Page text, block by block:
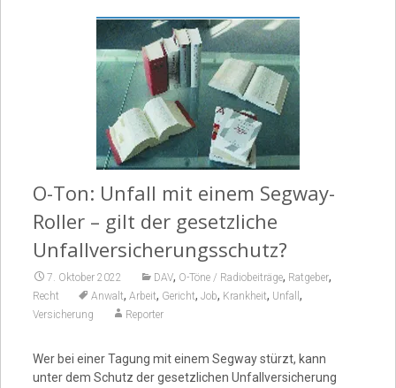
Nachrichten, Texte, Podcast, O-Töne,
O-Ton: Unfall mit einem Segway-
Roller – gilt der gesetzliche
Unfallversicherungsschutz?
7. Oktober 2022 DAV, O-Töne / Radiobeiträge, Ratgeber,
Recht Anwalt, Arbeit, Gericht, Job, Krankheit, Unfall ,
Versicherung Reporter
Wer bei einer Tagung mit einem Segway stürzt, kann
unter dem Schutz der gesetzlichen Unfallversicherung